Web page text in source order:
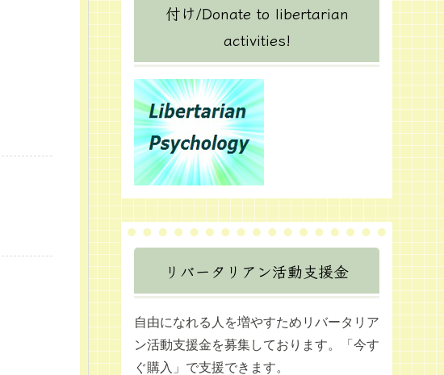
付け/Donate to libertarian
activities!
リバータリアン活動支援金
自由になれる人を増やすためリバータリア
ン活動支援金を募集しております。「今す
ぐ購入」で支援できます。